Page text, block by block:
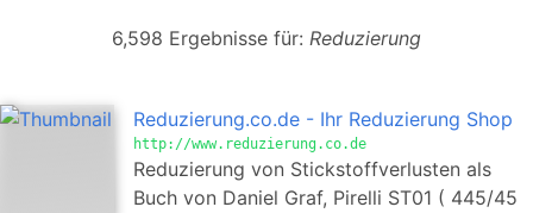
6,598 Ergebnisse für: Reduzierung
Reduzierung.co.de - Ihr Reduzierung Shop
http://www.reduzierung.co.de
Reduzierung von Stickstoffverlusten als
Buch von Daniel Graf, Pirelli ST01 ( 445/45